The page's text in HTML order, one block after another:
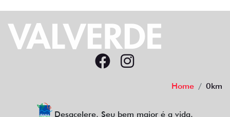
Home 0km
Desacelere. Seu bem maior é a vida.